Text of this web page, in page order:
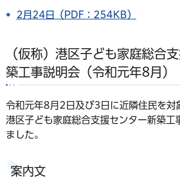
2月24日（PDF：254KB）
（仮称）港区子ども家庭総合
築工事説明会（令和元年8月）
令和元年8月2日及び3日に近隣住民を対
港区子ども家庭総合支援センター新築工
ました。
案内文